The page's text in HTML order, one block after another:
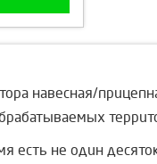
навесная/
есть не один